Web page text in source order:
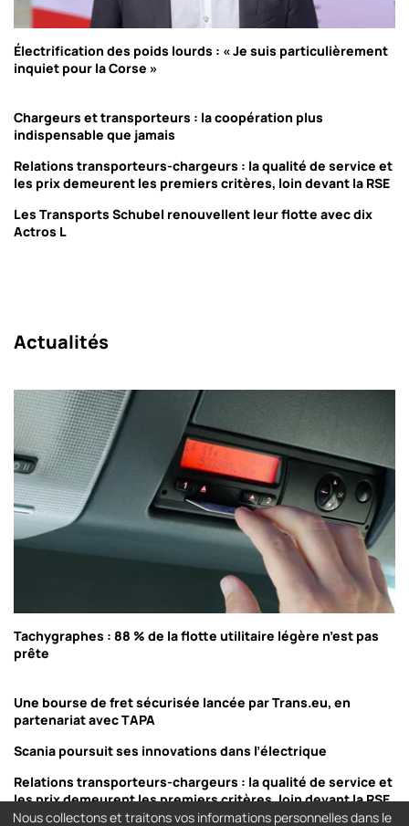
Électrification des poids lourds : « Je suis particulièrement
inquiet pour la Corse »
Chargeurs et transporteurs : la coopération plus
indispensable que jamais
Relations transporteurs-chargeurs : la qualité de service et
les prix demeurent les premiers critères, loin devant la RSE
Les Transports Schubel renouvellent leur flotte avec dix
Actros L
Actualités
Tachygraphes : 88 % de la flotte utilitaire légère n’est pas
prête
Une bourse de fret sécurisée lancée par Trans.eu, en
partenariat avec TAPA
Scania poursuit ses innovations dans l’électrique
Relations transporteurs-chargeurs : la qualité de service et
les prix demeurent les premiers critères, loin devant la RSE
Nous collectons et traitons vos informations personnelles dans le